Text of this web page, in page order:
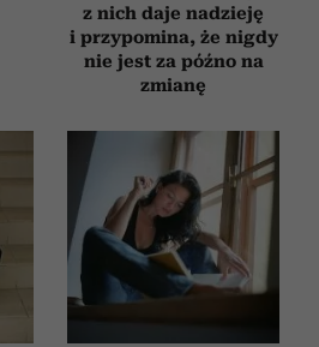
z nich daje nadzieję
i przypomina, że nigdy
nie jest za późno na
zmianę